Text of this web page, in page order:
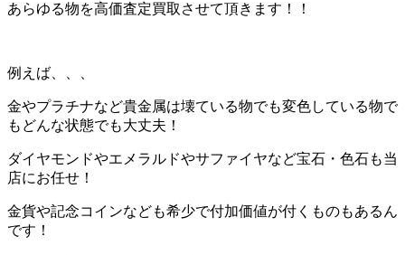
あらゆる物を高価査定買取させて頂きます！！
例えば、、、
金やプラチナなど貴金属は壊ている物でも変色している物で
もどんな状態でも大丈夫！
ダイヤモンドやエメラルドやサファイヤなど宝石・色石も当
店にお任せ！
金貨や記念コインなども希少で付加価値が付くものもあるん
です！